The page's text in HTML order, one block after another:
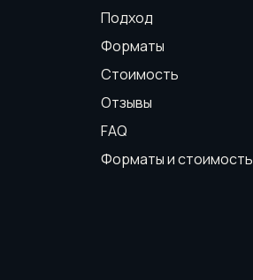
Подход
Форматы
Стоимость
Отзывы
FAQ
Форматы и стоимость